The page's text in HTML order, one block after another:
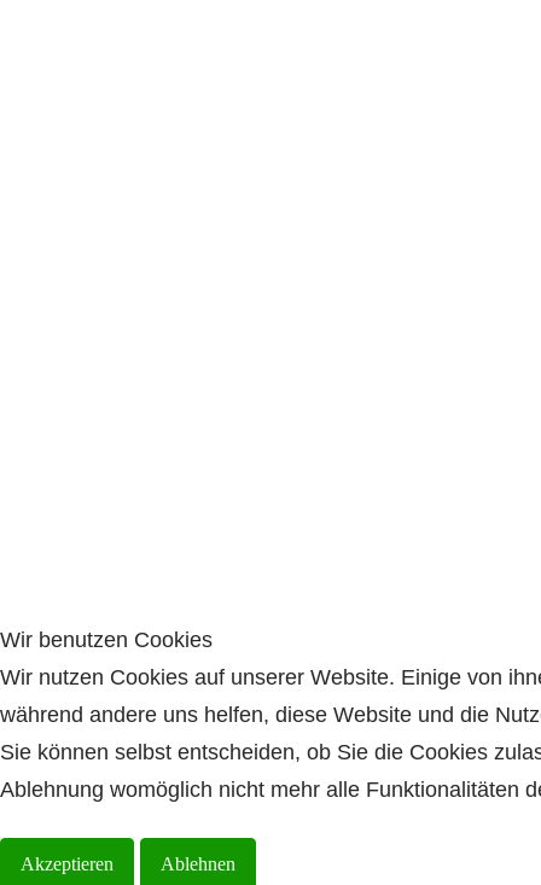
Wir benutzen Cookies
Wir nutzen Cookies auf unserer Website. Einige von
während andere uns helfen, diese Website und die
Sie können selbst entscheiden, ob Sie die Cookies
Ablehnung womöglich nicht mehr alle Funktionalitäten
Akzeptieren Ablehnen